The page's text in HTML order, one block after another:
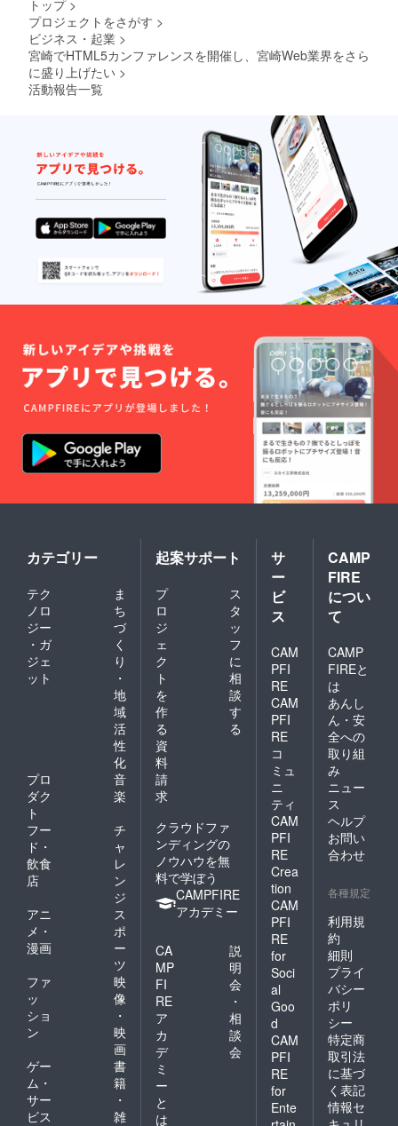
トップ >
プロジェクトをさがす >
ビジネス・起業 >
宮崎でHTML5カンファレンスを開催し、宮崎Web業界をさら
に盛り上げたい >
活動報告一覧
カテゴリー
テク
ノロ
ジー
・ガ
ジェ
ット
ま
ち
づ
く
り
・
地
域
活
性
化
プロ
ダク
ト
音
楽
フー
ド・
飲食
店
チ
ャ
レ
ン
ジ
アニ
メ・
漫画
ス
ポ
ー
ツ
ファ
ッ
ショ
ン
映
像
・
映
画
ゲー
ム・
サー
ビス
書
籍
・
雑
起案サポート
プ
ロ
ジ
ェ
ク
ト
を
作
る
ス
タ
ッ
フ
に
相
談
す
る
資
料
請
求
クラウドファ
ンディングの
ノウハウを無
料で学ぼう
CAMPFIRE
アカデミー
CA
MP
FI
RE
ア
カ
デ
ミ
ー
と
は
説
明
会
・
相
談
会
サ
ー
ビ
ス
CAM
PFI
RE
CAM
PFI
RE
コ
ミュ
ニ
ティ
CAM
PFI
RE
Crea
tion
CAM
PFI
RE
for
Soci
al
Goo
d
CAM
PFI
RE
for
Ente
CAMP
FIRE
につい
て
CAMP
FIREと
は
あんし
ん・安
全への
取り組
み
ニュー
ス
ヘルプ
お問い
合わせ
各種規定
利用規
約
細則
プライ
バシー
ポリ
シー
特定商
取引法
に基づ
く表記
情報セ